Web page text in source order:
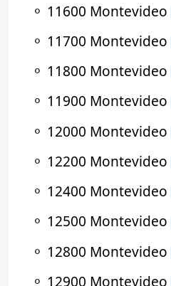
⚬ 11600 Montevideo
⚬ 11700 Montevideo
⚬ 11800 Montevideo
⚬ 11900 Montevideo
⚬ 12000 Montevideo
⚬ 12200 Montevideo
⚬ 12400 Montevideo
⚬ 12500 Montevideo
⚬ 12800 Montevideo
⚬ 12900 Montevideo